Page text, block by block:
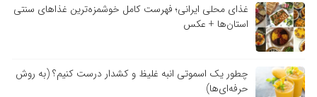
غذای محلی ایرانی؛ فهرست کامل خوشمزه‌ترین غذاهای سنتی
استان‌ها + عکس
چطور یک اسموتی انبه غلیظ و کشدار درست کنیم؟ (به روش
حرفه‌ای‌ها)